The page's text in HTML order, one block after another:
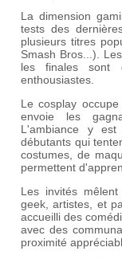
La dimension
tests des
plusieurs titres
Smash Bros...).
les finales sont
enthousiastes.
Le cosplay
envoie les
L'ambiance y est
débutants qui
costumes, de
permettent
Les invités
geek, artistes, et
accueilli des
avec des
proximité